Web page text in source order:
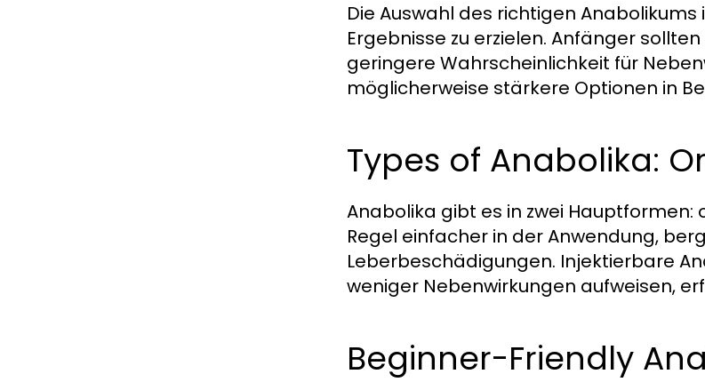
Die Auswahl des richtigen
Ergebnisse zu erzielen. Anfänger
geringere Wahrscheinlichkeit für
möglicherweise stärkere Optionen in
Types of Anabolika:
Anabolika gibt es in zwei Hauptformen:
Regel einfacher in der Anwendung,
Leberbeschädigungen. Injektierbare
weniger Nebenwirkungen aufweisen,
Beginner-Friendly